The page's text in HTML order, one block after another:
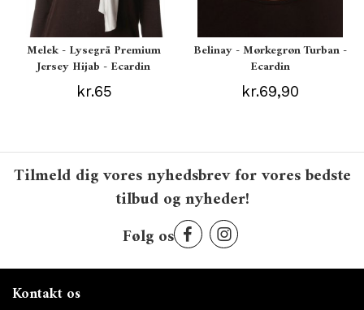
Melek - Lysegrå Premium
Jersey Hijab - Ecardin
kr.65
Belinay - Mørkegrøn Turban -
Ecardin
kr.69,90
Tilmeld dig vores nyhedsbrev for vores bedste
tilbud og nyheder!
Følg os
Kontakt os